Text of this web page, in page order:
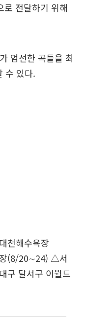
로 전달하기 위해
엄선한 곡들을 최
수 있다.
천해수욕장
(8/20∼24) △서
달서구 이월드